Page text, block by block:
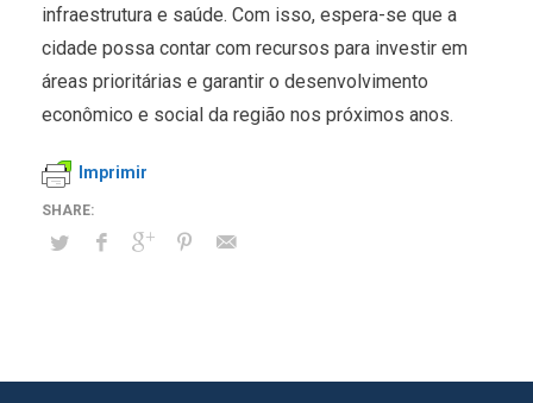
infraestrutura e saúde. Com isso, espera-se que a
cidade possa contar com recursos para investir em
áreas prioritárias e garantir o desenvolvimento
econômico e social da região nos próximos anos.
Imprimir